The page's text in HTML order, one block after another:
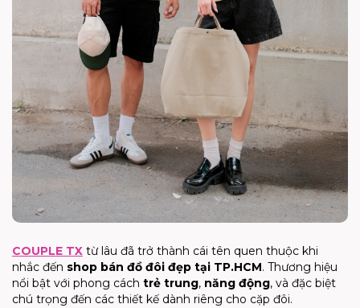
COUPLE TX từ lâu đã trở thành cái tên quen thuộc khi
nhắc đến shop bán đồ đôi đẹp tại TP.HCM. Thương hiệu
nổi bật với phong cách trẻ trung, năng động, và đặc biệt
chú trọng đến các thiết kế dành riêng cho cặp đôi.